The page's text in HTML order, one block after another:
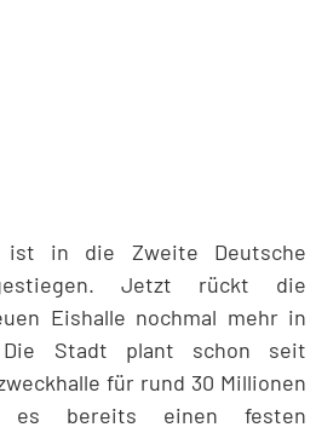
ist in die Zweite Deutsche
Jetzt rückt die
Eishalle nochmal mehr in
Die Stadt plant schon seit
für rund 30 Millionen
es bereits einen festen